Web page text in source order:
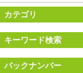
カテゴリ
キーワード検索
バックナンバー